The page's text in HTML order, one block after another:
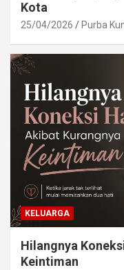
Kota
25/04/2026 Purba
KELUARGA
Hilangnya
Keintiman